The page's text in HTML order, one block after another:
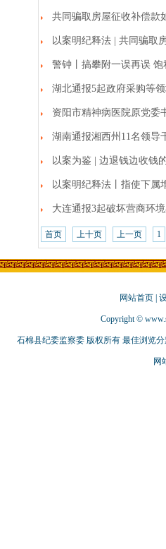
共同骗取房屋征收补偿款
以案明纪释法 | 共同骗取
警钟丨搞攀附一误再误
湖北通报5起政府采购等
资阳市精神病医院原党委
湖南通报湘西州11名领导
以案为鉴 | 边退钱边收钱
以案明纪释法丨指使下属
大连通报3起破坏营商环
首页 上十页 上一页 1
网站首页
Copyright ©
石棉县纪委监察委 版权所有 最佳浏览
网